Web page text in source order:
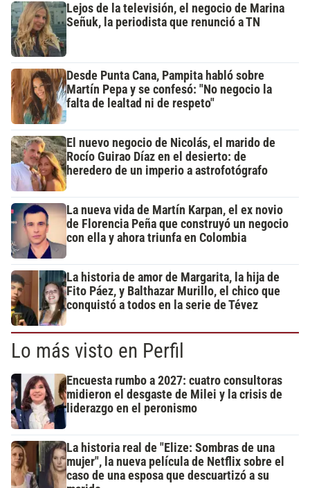
Lejos de la televisión, el negocio de Marina
Señuk, la periodista que renunció a TN
Desde Punta Cana, Pampita habló sobre
Martín Pepa y se confesó: "No negocio la
falta de lealtad ni de respeto"
El nuevo negocio de Nicolás, el marido de
Rocío Guirao Díaz en el desierto: de
heredero de un imperio a astrofotógrafo
La nueva vida de Martín Karpan, el ex novio
de Florencia Peña que construyó un negocio
con ella y ahora triunfa en Colombia
La historia de amor de Margarita, la hija de
Fito Páez, y Balthazar Murillo, el chico que
conquistó a todos en la serie de Tévez
Lo más visto en Perfil
Encuesta rumbo a 2027: cuatro consultoras
midieron el desgaste de Milei y la crisis de
liderazgo en el peronismo
La historia real de "Elize: Sombras de una
mujer", la nueva película de Netflix sobre el
caso de una esposa que descuartizó a su